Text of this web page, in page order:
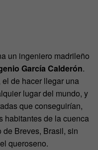
un ingeniero madrileño
García Calderón.
de hacer llegar una
lugar del mundo, y
que conseguirían,
habitantes de la cuenca
Breves, Brasil, sin
queroseno.